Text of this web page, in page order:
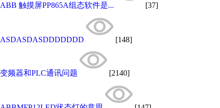
ABB 触摸屏PP865A组态软件是... [37]
ASDASDASDDDDDDD [148]
变频器和PLC通讯问题 [2140]